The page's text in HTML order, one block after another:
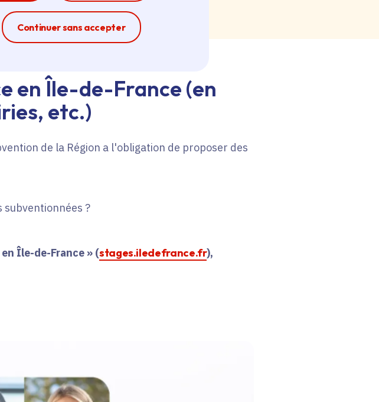
Continuer sans accepter
Ferme la modale
en Île-de-France (en
etc.)
de la Région a l'obligation de proposer des
subventionnées ?
Île-de-France » (stages.iledefrance.fr),